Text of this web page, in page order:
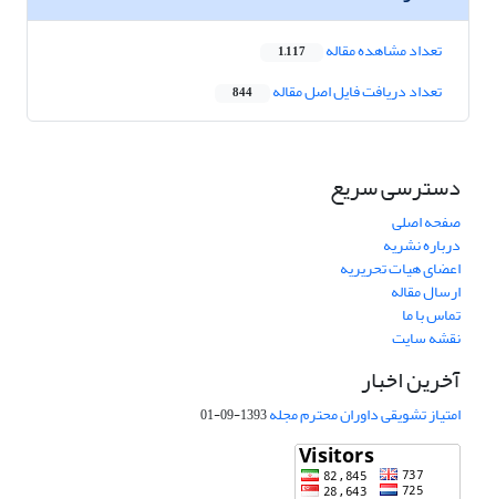
تعداد مشاهده مقاله 1,117
تعداد دریافت فایل اصل مقاله 844
دسترسی سریع
صفحه اصلی
درباره نشریه
اعضای هیات تحریریه
ارسال مقاله
تماس با ما
نقشه سایت
آخرین اخبار
امتیاز تشویقی داوران محترم مجله1393-09-01